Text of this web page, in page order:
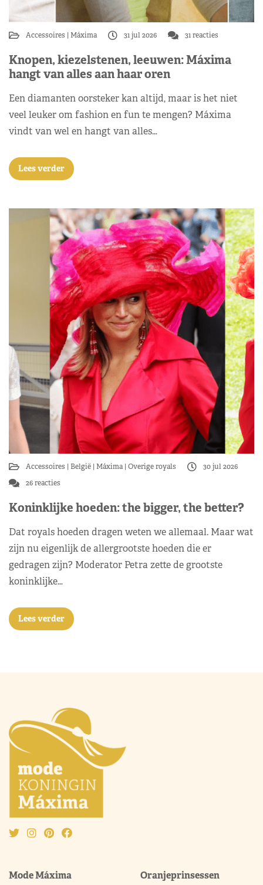
Accessoires Máxima 31 jul 2026 31 reacties
Knopen, kiezelstenen, leeuwen: Máxima
hangt van alles aan haar oren
Een diamanten oorsteker kan altijd, maar is het niet
veel leuker om fashion en fun te mengen? Máxima
vindt van wel en hangt van alles…
Lees verder
Accessoires België Máxima Overige royals
30 jul 2026
26 reacties
Koninklijke hoeden: the bigger, the better?
Dat royals hoeden dragen weten we allemaal. Maar wat
zijn nu eigenlijk de allergrootste hoeden die er
gedragen zijn? Moderator Petra zette de grootste
koninklijke…
Lees verder
Mode Máxima Oranjeprinsessen